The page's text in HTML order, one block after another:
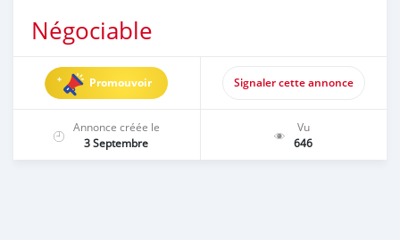
Négociable
Promouvoir Signaler cette annonce
Annonce créée le
3 Septembre
Vu
646